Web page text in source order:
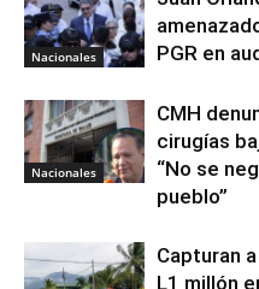
Nacionales
PGR en
Nacionales
CMH
cirugías
“No se
pueblo”
Capturan
L1 millón